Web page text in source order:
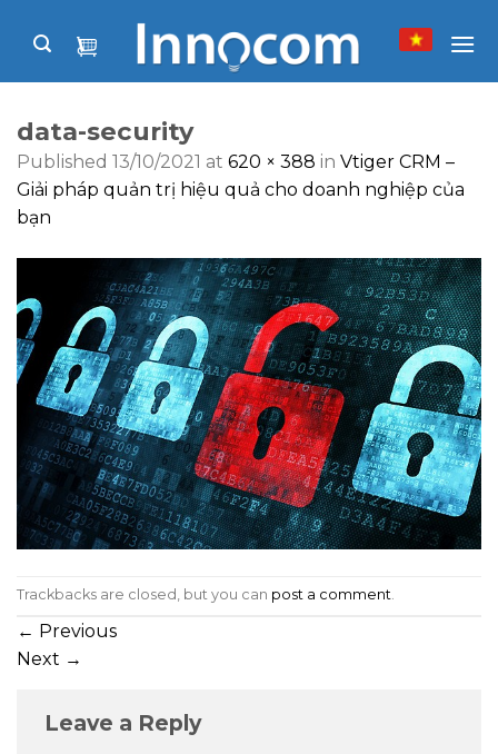
data-security
Published 13/10/2021 at 620 × 388 in Vtiger CRM –
Giải pháp quản trị hiệu quả cho doanh nghiệp của
bạn
Trackbacks are closed, but you can post a comment
← Previous
Next →
Leave a Reply